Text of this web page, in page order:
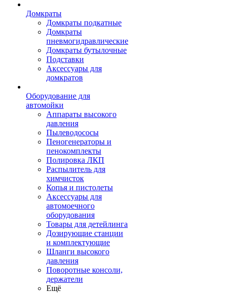
Домкраты
Домкраты подкатные
Домкраты
пневмогидравлические
Домкраты бутылочные
Подставки
Аксессуары для
домкратов
Оборудование для
автомойки
Аппараты высокого
давления
Пылеводососы
Пеногенераторы и
пенокомплекты
Полировка ЛКП
Распылитель для
химчисток
Копья и пистолеты
Аксессуары для
автомоечного
оборудования
Товары для детейлинга
Дозирующие станции
и комплектующие
Шланги высокого
давления
Поворотные консоли,
держатели
Ещё